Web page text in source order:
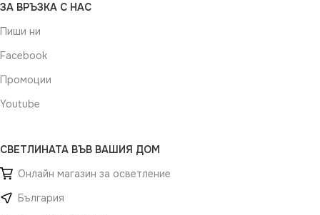
ЗА ВРЪЗКА С НАС
Пиши ни
Facebook
Промоции
Youtube
СВЕТЛИНАТА ВЪВ ВАШИЯ ДОМ
Онлайн магазин за осветление
България